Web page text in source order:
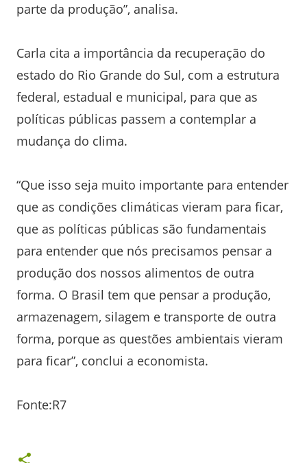
parte da produção”, analisa.
Carla cita a importância da recuperação do
estado do Rio Grande do Sul, com a estrutura
federal, estadual e municipal, para que as
políticas públicas passem a contemplar a
mudança do clima.
“Que isso seja muito importante para entender
que as condições climáticas vieram para ficar,
que as políticas públicas são fundamentais
para entender que nós precisamos pensar a
produção dos nossos alimentos de outra
forma. O Brasil tem que pensar a produção,
armazenagem, silagem e transporte de outra
forma, porque as questões ambientais vieram
para ficar”, conclui a economista.
Fonte:R7